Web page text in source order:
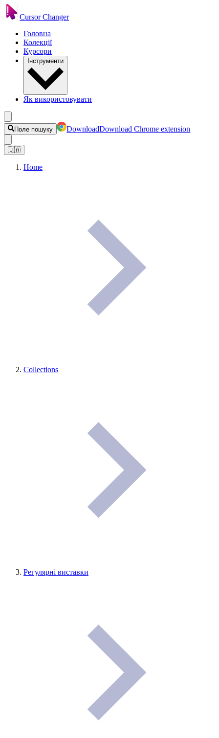
Cursor Changer
Головна
Колекції
Курсори
Інструменти
Як використовувати
Поле пошуку DownloadDownload Chrome extension
🇺🇦
Home
Collections
Регулярні виставки